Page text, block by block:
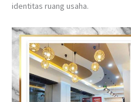
identitas ruang usaha.